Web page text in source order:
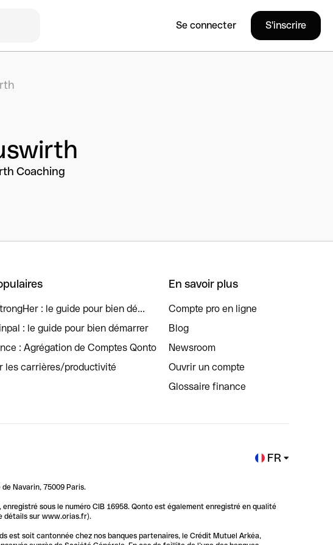
Se connecter S'inscrire
Coaching
: le guide pour bien dé...
: le guide pour bien démarrer
: Agrégation de Comptes Qonto
les carrières/productivité
En savoir plus
Compte pro en ligne
Blog
Newsroom
Ouvrir un compte
Glossaire finance
FR
Navarin, 75009 Paris.
sous le numéro CIB 16958. Qonto est également enregistré en qualité
détails sur www.orias.fr).
est soit cantonnée chez nos banques partenaires, le Crédit Mutuel Arkéa,